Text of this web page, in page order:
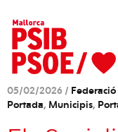
05/02/2026 /
Portada, Municipis,